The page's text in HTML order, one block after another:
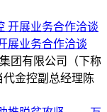
展业务合作洽谈
团有限公司（下称
代金控副总经理陈